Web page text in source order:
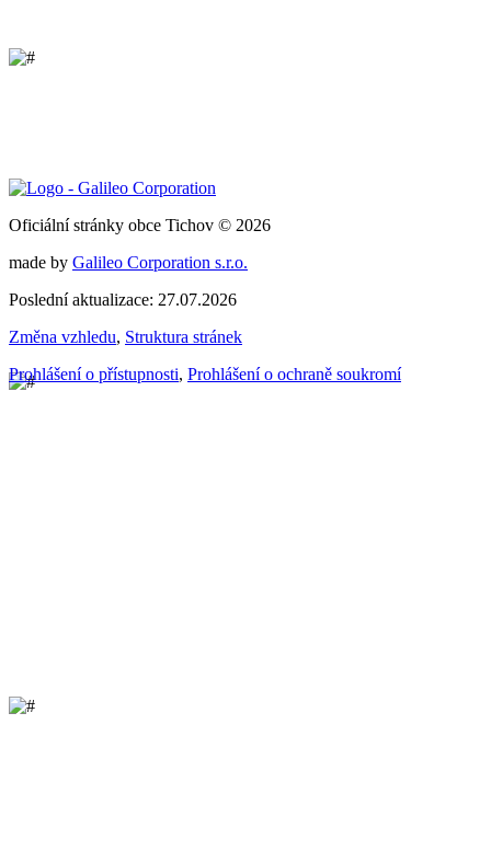
Oficiální stránky obce Tichov © 2026
made by Galileo Corporation s.r.o.
Poslední aktualizace: 27.07.2026
Změna vzhledu, Struktura stránek
Prohlášení o přístupnosti, Prohlášení o ochraně soukromí